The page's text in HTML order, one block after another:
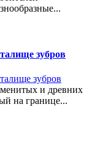
зубров
и древних
на границе...